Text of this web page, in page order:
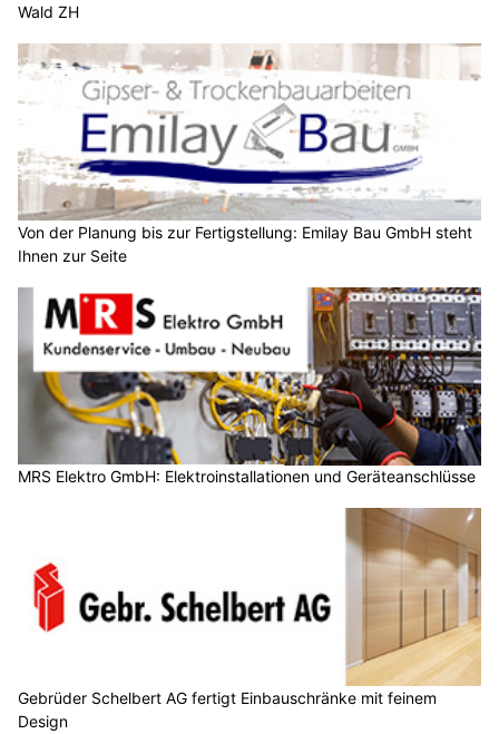
Wald ZH
Von der Planung bis zur Fertigstellung: Emilay Bau GmbH steht
Ihnen zur Seite
MRS Elektro GmbH: Elektroinstallationen und Geräteanschlüsse
Gebrüder Schelbert AG fertigt Einbauschränke mit feinem
Design